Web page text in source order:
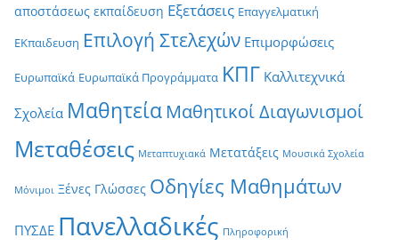
αποστάσεως εκπαίδευση Εξετάσεις Επαγγελματική
ΕΚπαιδευση Επιλογή Στελεχών Επιμορφώσεις
Ευρωπαϊκά Ευρωπαϊκά Προγράμματα ΚΠΓ Καλλιτεχνικά
Σχολεία Μαθητεία Μαθητικοί Διαγωνισμοί
Μεταθέσεις Μεταπτυχιακά Μετατάξεις Μουσικά Σχολεία
Μόνιμοι Ξένες Γλώσσες Οδηγίες Μαθημάτων
ΠΥΣΔΕ Πανελλαδικές Πληροφορική